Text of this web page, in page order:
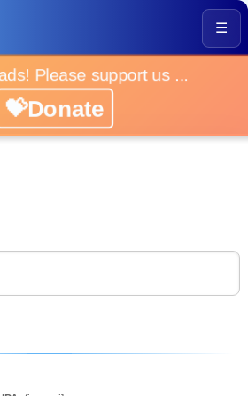
☰
Please support us ...
💝Donate